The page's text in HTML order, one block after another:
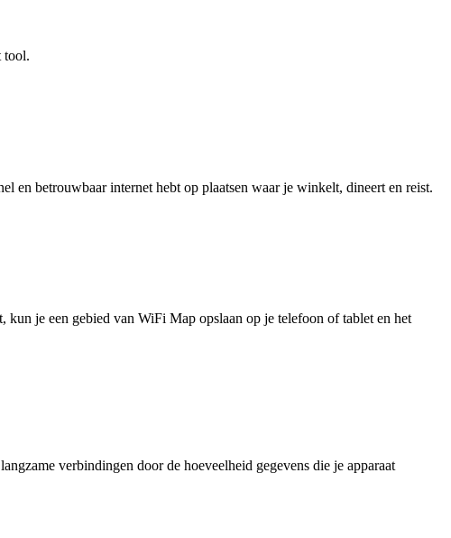
tool.
en betrouwbaar internet hebt op plaatsen waar je winkelt, dineert en reist.
je een gebied van WiFi Map opslaan op je telefoon of tablet en het
verbindingen door de hoeveelheid gegevens die je apparaat